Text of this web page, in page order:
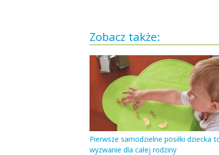
Zobacz także:
Pierwsze samodzielne posiłki dziecka
wyzwanie dla całej rodziny